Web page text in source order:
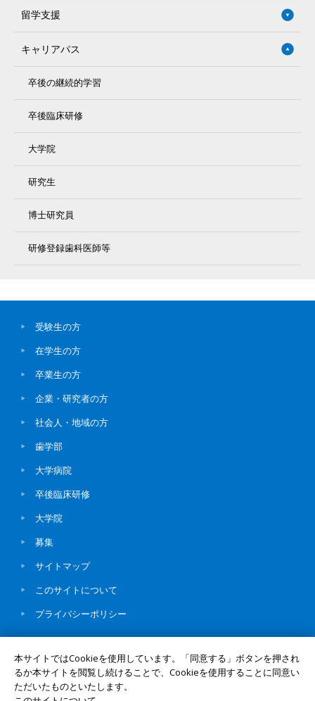
留学支援
キャリアパス
卒後の継続的学習
卒後臨床研修
大学院
研究生
博士研究員
研修登録歯科医師等
受験生の方
在学生の方
卒業生の方
企業・研究者の方
社会人・地域の方
歯学部
大学病院
卒後臨床研修
大学院
募集
サイトマップ
このサイトについて
プライバシーポリシー
© Okayama University
本サイトではCookieを使用しています。「同意する」ボタンを押され
るか本サイトを閲覧し続けることで、Cookieを使用することに同意い
ただいたものといたします。